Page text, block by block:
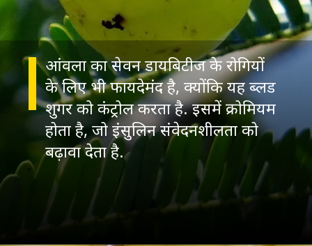
आंवला का सेवन डायबिटीज के रोगियों
के लिए भी फायदेमंद है, क्योंकि यह ब्लड
शुगर को कंट्रोल करता है. इसमें क्रोमियम
होता है, जो इंसुलिन संवेदनशीलता को
बढ़ावा देता है.